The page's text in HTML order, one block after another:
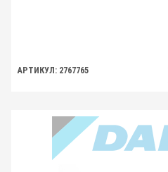
АРТИКУЛ: 2767765